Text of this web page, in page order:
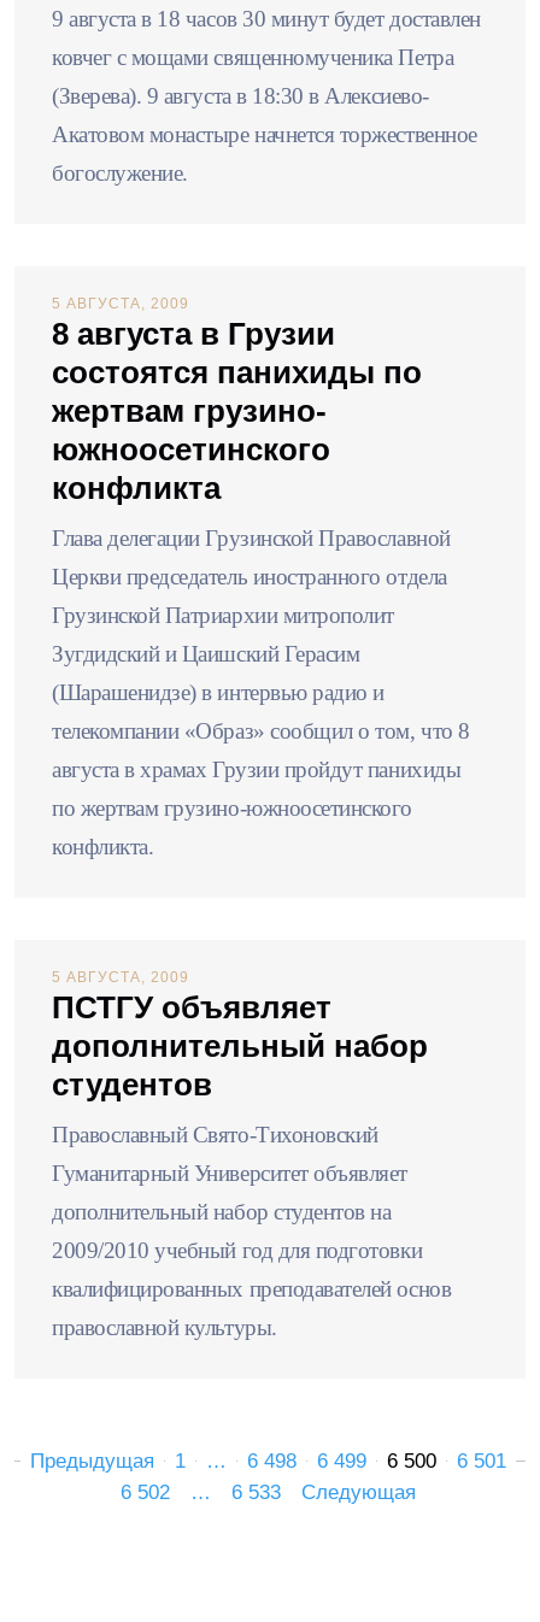
9 августа в 18 часов 30 минут будет доставлен
ковчег с мощами священномученика Петра
(Зверева). 9 августа в 18:30 в Алексиево-
Акатовом монастыре начнется торжественное
богослужение.
5 АВГУСТА, 2009
8 августа в Грузии
состоятся панихиды по
жертвам грузино-
южноосетинского
конфликта
Глава делегации Грузинской Православной
Церкви председатель иностранного отдела
Грузинской Патриархии митрополит
Зугдидский и Цаишский Герасим
(Шарашенидзе) в интервью радио и
телекомпании «Образ» сообщил о том, что 8
августа в храмах Грузии пройдут панихиды
по жертвам грузино-южноосетинского
конфликта.
5 АВГУСТА, 2009
ПСТГУ объявляет
дополнительный набор
студентов
Православный Свято-Тихоновский
Гуманитарный Университет объявляет
дополнительный набор студентов на
2009/2010 учебный год для подготовки
квалифицированных преподавателей основ
православной культуры.
Предыдущая 1 … 6 498 6 499 6 500
6 501
6 502
… 6 533 Следующая